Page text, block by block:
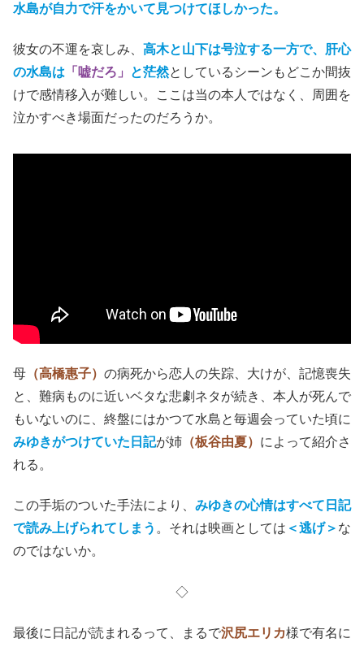
水島が自力で汗をかいて見つけてほしかった。
彼女の不運を哀しみ、 高木と山下は号泣する一方で、肝心
の水島は 「嘘だろ」 と茫然としているシーンもどこか間抜
けで感情移入が難しい。ここは当の本人ではなく、周囲を
泣かすべき場面だったのだろうか。
母 （高橋惠子） の病死から恋人の失踪、大けが、記憶喪失
と、難病ものに近いベタな悲劇ネタが続き、本人が死んで
もいないのに、終盤にはかつて水島と毎週会っていた頃に
みゆきがつけていた日記が姉 （板谷由夏） によって紹介さ
れる。
この手垢のついた手法により、 みゆきの心情はすべて日記
で読み上げられてしまう 。それは映画としては ＜逃げ＞ な
のではないか。
◇
最後に日記が読まれるって、まるで沢尻エリカ様で有名に